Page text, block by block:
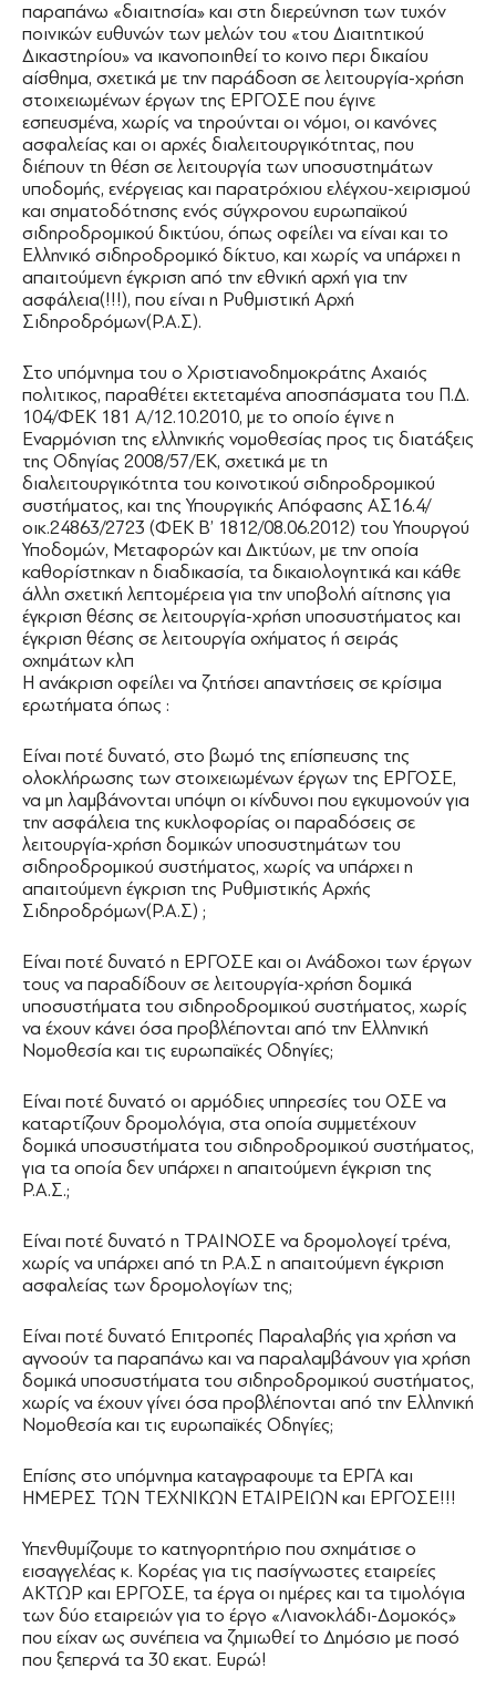
παραπάνω «διαιτησία» και στη διερεύνηση των τυχόν
ποινικών ευθυνών των μελών του «του Διαιτητικού
Δικαστηρίου» να ικανοποιηθεί το κοινο περι δικαίου
αίσθημα, σχετικά με την παράδοση σε λειτουργία-χρήση
στοιχειωμένων έργων της ΕΡΓΟΣΕ που έγινε
εσπευσμένα, χωρίς να τηρούνται οι νόμοι, οι κανόνες
ασφαλείας και οι αρχές διαλειτουργικότητας, που
διέπουν τη θέση σε λειτουργία των υποσυστημάτων
υποδομής, ενέργειας και παρατρόχιου ελέγχου-χειρισμού
και σηματοδότησης ενός σύγχρονου ευρωπαϊκού
σιδηροδρομικού δικτύου, όπως οφείλει να είναι και το
Ελληνικό σιδηροδρομικό δίκτυο, και χωρίς να υπάρχει η
απαιτούμενη έγκριση από την εθνική αρχή για την
ασφάλεια(!!!), που είναι η Ρυθμιστική Αρχή
Σιδηροδρόμων(Ρ.Α.Σ).
Στο υπόμνημα του ο Χριστιανοδημοκράτης Αχαιός
πολιτικος, παραθέτει εκτεταμένα αποσπάσματα του Π.Δ.
104/ΦΕΚ 181 Α/12.10.2010, με το οποίο έγινε η
Εναρμόνιση της ελληνικής νομοθεσίας προς τις διατάξεις
της Οδηγίας 2008/57/ΕΚ, σχετικά με τη
διαλειτουργικότητα του κοινοτικού σιδηροδρομικού
συστήματος, και της Υπουργικής Απόφασης ΑΣ16.4/
οικ.24863/2723 (ΦΕΚ Β’ 1812/08.06.2012) του Υπουργού
Υποδομών, Μεταφορών και Δικτύων, με την οποία
καθορίστηκαν η διαδικασία, τα δικαιολογητικά και κάθε
άλλη σχετική λεπτομέρεια για την υποβολή αίτησης για
έγκριση θέσης σε λειτουργία-χρήση υποσυστήματος και
έγκριση θέσης σε λειτουργία οχήματος ή σειράς
οχημάτων κλπ
Η ανάκριση οφείλει να ζητήσει απαντήσεις σε κρίσιμα
ερωτήματα όπως :
Είναι ποτέ δυνατό, στο βωμό της επίσπευσης της
ολοκλήρωσης των στοιχειωμένων έργων της ΕΡΓΟΣΕ,
να μη λαμβάνονται υπόψη οι κίνδυνοι που εγκυμονούν για
την ασφάλεια της κυκλοφορίας οι παραδόσεις σε
λειτουργία-χρήση δομικών υποσυστημάτων του
σιδηροδρομικού συστήματος, χωρίς να υπάρχει η
απαιτούμενη έγκριση της Ρυθμιστικής Αρχής
Σιδηροδρόμων(Ρ.Α.Σ) ;
Είναι ποτέ δυνατό η ΕΡΓΟΣΕ και οι Ανάδοχοι των έργων
τους να παραδίδουν σε λειτουργία-χρήση δομικά
υποσυστήματα του σιδηροδρομικού συστήματος, χωρίς
να έχουν κάνει όσα προβλέπονται από την Ελληνική
Νομοθεσία και τις ευρωπαϊκές Οδηγίες;
Είναι ποτέ δυνατό οι αρμόδιες υπηρεσίες του ΟΣΕ να
καταρτίζουν δρομολόγια, στα οποία συμμετέχουν
δομικά υποσυστήματα του σιδηροδρομικού συστήματος,
για τα οποία δεν υπάρχει η απαιτούμενη έγκριση της
Ρ.Α.Σ.;
Είναι ποτέ δυνατό η ΤΡΑΙΝΟΣΕ να δρομολογεί τρένα,
χωρίς να υπάρχει από τη Ρ.Α.Σ η απαιτούμενη έγκριση
ασφαλείας των δρομολογίων της;
Είναι ποτέ δυνατό Επιτροπές Παραλαβής για χρήση να
αγνοούν τα παραπάνω και να παραλαμβάνουν για χρήση
δομικά υποσυστήματα του σιδηροδρομικού συστήματος,
χωρίς να έχουν γίνει όσα προβλέπονται από την Ελληνική
Νομοθεσία και τις ευρωπαϊκές Οδηγίες;
Επίσης στο υπόμνημα καταγραφουμε τα ΕΡΓΑ και
ΗΜΕΡΕΣ ΤΩΝ ΤΕΧΝΙΚΩΝ ΕΤΑΙΡΕΙΩΝ και ΕΡΓΟΣΕ!!!
Υπενθυμίζουμε το κατηγορητήριο που σχημάτισε ο
εισαγγελέας κ. Κορέας για τις πασίγνωστες εταιρείες
ΑΚΤΩΡ και ΕΡΓΟΣΕ, τα έργα οι ημέρες και τα τιμολόγια
των δύο εταιρειών για το έργο «Λιανοκλάδι-Δομοκός»
που είχαν ως συνέπεια να ζημιωθεί το Δημόσιο με ποσό
που ξεπερνά τα 30 εκατ. Ευρώ!